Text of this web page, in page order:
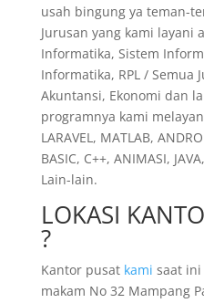
usah bingung ya teman-
Jurusan yang kami layani
Informatika, Sistem
Informatika, RPL / Semua
Akuntansi, Ekonomi dan
programnya kami
LARAVEL, MATLAB,
BASIC, C++, ANIMASI,
Lain-lain.
LOKASI
?
Kantor pusat kami saat ini
makam No 32 Mampang